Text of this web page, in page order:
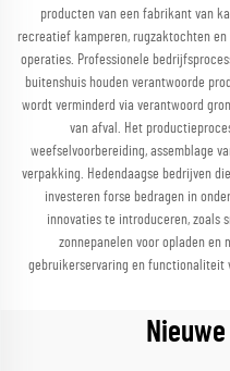
producten van een fabrikant van
recreatief kamperen, rugzaktochten
operaties. Professionele
buitenshuis houden verantwoorde
wordt verminderd via verantwoord
van afval. Het
weefselvoorbereiding, assemblage
verpakking. Hedendaagse bedrijven
investeren forse bedragen in
innovaties te introduceren, zoals
zonnepanelen voor opladen en
gebruikerservaring en functionaliteit